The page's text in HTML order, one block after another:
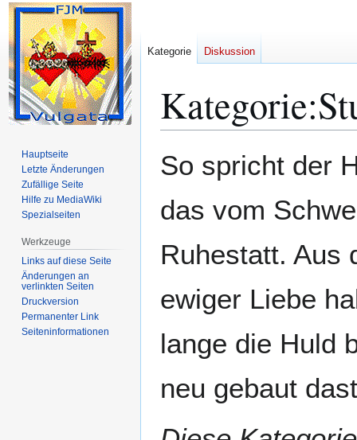
Kategorie:
Navigation
Suche
So spricht der
das vom
Ruhestatt. Aus
ewiger Liebe
lange die Huld
neu gebaut
Kategorie Diskussion
Hauptseite
Letzte Änderungen
Zufällige Seite
Hilfe zu MediaWiki
Spezialseiten
Werkzeuge
Links auf diese Seite
Änderungen an
verlinkten Seiten
Druckversion
Permanenter Link
Seiten­­informationen